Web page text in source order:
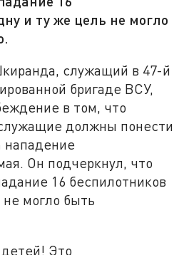
и ту же цель не могло
служащий в 47-й
бригаде ВСУ,
в том, что
должны понести
нападение
Он подчеркнул, что
16 беспилотников
могло быть
Это